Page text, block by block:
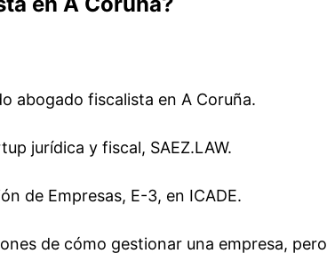
abogado fiscalista en A Coruña.
jurídica y fiscal, SAEZ.LAW.
de Empresas, E-3, en ICADE.
de cómo gestionar una empresa,